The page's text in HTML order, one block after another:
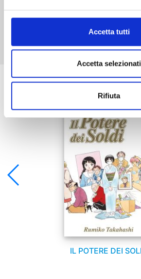
Accetta tutti
Accetta selezionati
Rifiuta
Se ti è piaciuto
IL POTERE DEI